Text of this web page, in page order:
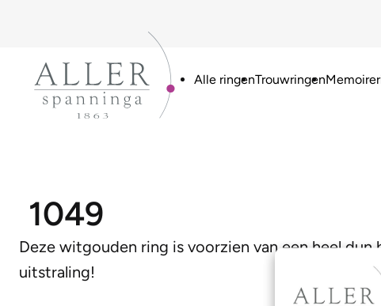
Alle ringenTrouwringen
1049
Deze witgouden ring is voorzien van een heel
uitstraling!